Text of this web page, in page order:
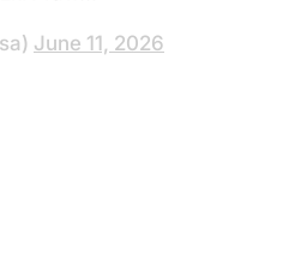
June 11, 2026